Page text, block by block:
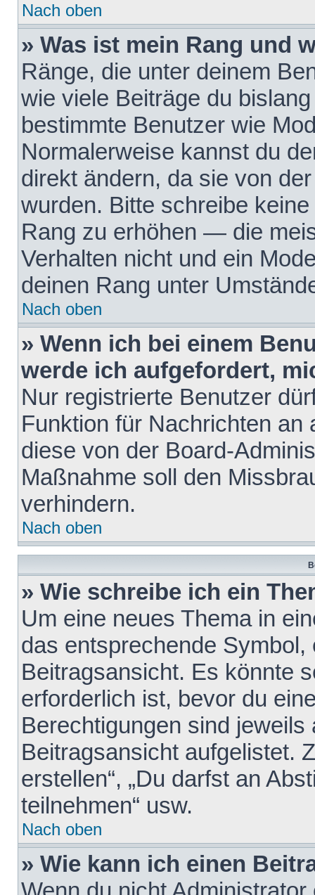
Nach oben
» Was ist mein Rang und
Ränge, die unter deinem
wie viele Beiträge du
bestimmte Benutzer wie
Normalerweise kannst du
direkt ändern, da sie von
wurden. Bitte schreibe
Rang zu erhöhen — die
Verhalten nicht und ein
deinen Rang unter
Nach oben
» Wenn ich bei einem
werde ich aufgefordert,
Nur registrierte Benutzer
Funktion für Nachrichten
diese von der Board-
Maßnahme soll den
verhindern.
Nach oben
» Wie schreibe ich ein
Um eine neues Thema in
das entsprechende
Beitragsansicht. Es könnte
erforderlich ist, bevor du
Berechtigungen sind
Beitragsansicht aufgelistet.
erstellen“, „Du darfst an
teilnehmen“ usw.
Nach oben
» Wie kann ich einen